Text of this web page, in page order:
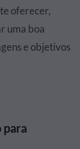
oferecer,
uma boa
e objetivos
para